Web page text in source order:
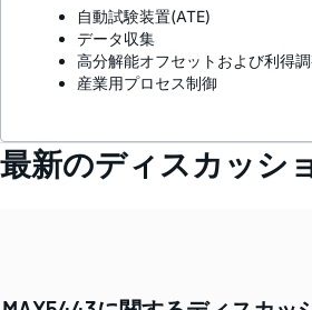
自動試験装置(ATE)
データ収集
高分解能オフセットおよび利得
産業用プロセス制御
最新のディスカッシ